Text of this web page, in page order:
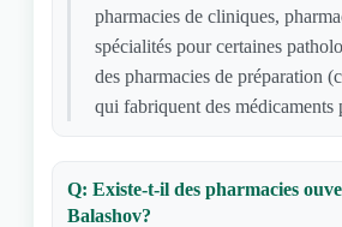
pharmacies de cliniques,
spécialités pour certaines
des pharmacies de préparation
qui fabriquent des médicaments
Q: Existe-t-il des pharmacies
Balashov?